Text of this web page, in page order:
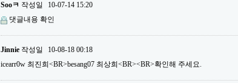
Sooㅋ 작성일
10-07-14 15:20
댓글내용 확인
Jinnie 작성일
10-08-18 00:18
icearr0w 최진희<BR>besang07 최상희<BR><BR>확인해 주세요.